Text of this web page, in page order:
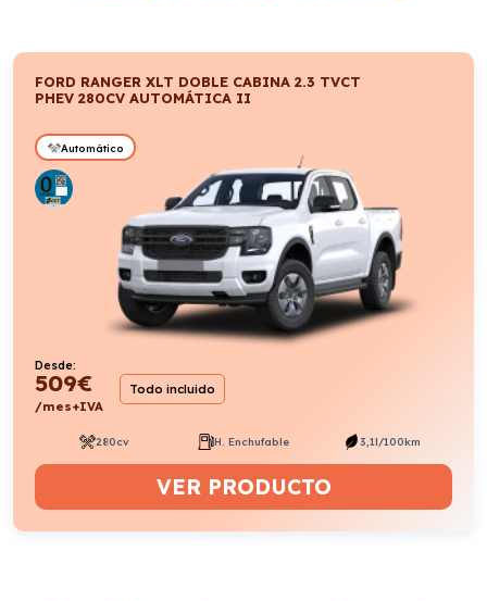
FORD RANGER XLT DOBLE CABINA 2.3 TVCT
PHEV 280CV AUTOMÁTICA II
Automático
Desde:
509€
/mes+IVA
Todo incluido
280cv H. Enchufable 3,1l/100km
VER PRODUCTO